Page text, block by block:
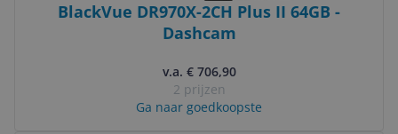
BlackVue DR970X-2CH Plus II 64GB -
Dashcam
v.a. € 706,90
2 prijzen
Ga naar goedkoopste